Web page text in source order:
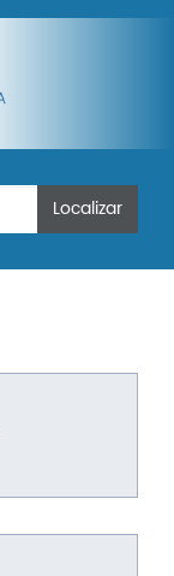
Localizar